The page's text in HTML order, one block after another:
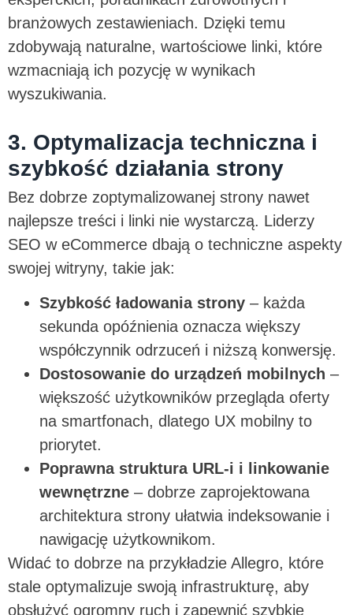
branżowych zestawieniach. Dzięki temu
zdobywają naturalne, wartościowe linki, które
wzmacniają ich pozycję w wynikach
wyszukiwania.
3. Optymalizacja techniczna i
szybkość działania strony
Bez dobrze zoptymalizowanej strony nawet
najlepsze treści i linki nie wystarczą. Liderzy
SEO w eCommerce dbają o techniczne aspekty
swojej witryny, takie jak:
Szybkość ładowania strony – każda
sekunda opóźnienia oznacza większy
współczynnik odrzuceń i niższą konwersję.
Dostosowanie do urządzeń mobilnych –
większość użytkowników przegląda oferty
na smartfonach, dlatego UX mobilny to
priorytet.
Poprawna struktura URL-i i linkowanie
wewnętrzne – dobrze zaprojektowana
architektura strony ułatwia indeksowanie i
nawigację użytkownikom.
Widać to dobrze na przykładzie Allegro, które
stale optymalizuje swoją infrastrukturę, aby
obsłużyć ogromny ruch i zapewnić szybkie